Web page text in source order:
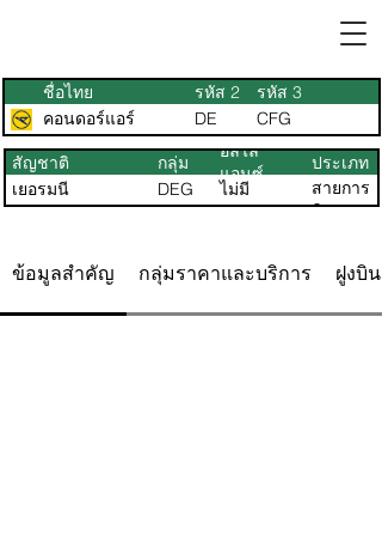
ชื่อไทย รหัส 2
รหัส 3
คอนดอร์แอร์
DE CFG
สัญชาติ กลุ่ม
อัลไล
แอนซ์
ประเภท
เยอรมนี
DEG ไม่มี
สายการ
บิน
ข้อมูลสำคัญ กลุ่มราคาและบริการ ฝูงบิ